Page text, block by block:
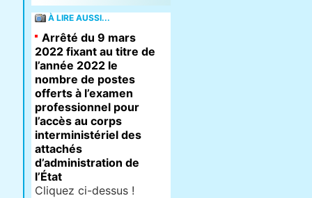
À LIRE AUSSI...
Arrêté du 9 mars
2022 fixant au titre de
l’année 2022 le
nombre de postes
offerts à l’examen
professionnel pour
l’accès au corps
interministériel des
attachés
d’administration de
l’État
Cliquez ci-dessus !